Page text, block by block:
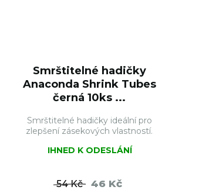
Smrštitelné hadičky
Anaconda Shrink Tubes
černá 10ks ...
Smrštitelné hadičky ideální pro
zlepšení zásekových vlastností.
IHNED K ODESLÁNÍ
54 Kč 46 Kč